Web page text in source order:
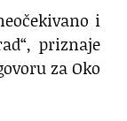
i
priznaje
za Oko